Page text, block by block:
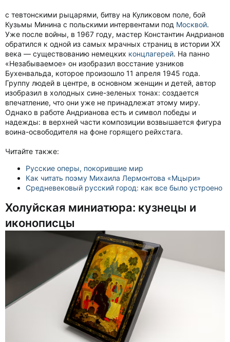
с тевтонскими рыцарями, битву на Куликовом поле, бой
Кузьмы Минина с польскими интервентами под Москвой.
Уже после войны, в 1967 году, мастер Константин Андрианов
обратился к одной из самых мрачных страниц в истории ХХ
века — существованию немецких концлагерей. На панно
«Незабываемое» он изобразил восстание узников
Бухенвальда, которое произошло 11 апреля 1945 года.
Группу людей в центре, в основном женщин и детей, автор
изобразил в холодных сине-зеленых тонах: создается
впечатление, что они уже не принадлежат этому миру.
Однако в работе Андрианова есть и символ победы и
надежды: в верхней части композиции возвышается фигура
воина-освободителя на фоне горящего рейхстага.
Читайте также:
Русские оперы, покорившие мир
Как читать поэму Михаила Лермонтова «Мцыри»
Средневековый русский город: как все было устроено
Холуйская миниатюра: кузнецы и
иконописцы